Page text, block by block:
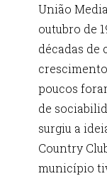
União
outubro de
décadas de
poucos
de
surgiu a
Country
município